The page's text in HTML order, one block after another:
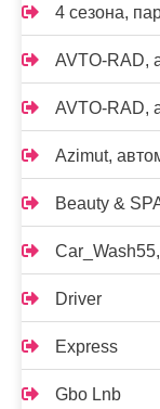
4 сезона,
AVTO-RAD,
AVTO-RAD,
Azimut,
Beauty &
Driver
Express
Gbo Lnb